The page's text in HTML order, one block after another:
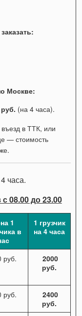
Москве:
(на 4 часа).
в ТТК, или
— стоимость
часа.
08.00 до 23.00
1
в
1 грузчик
на 4 часа
руб.
2000
руб.
руб.
2400
руб.